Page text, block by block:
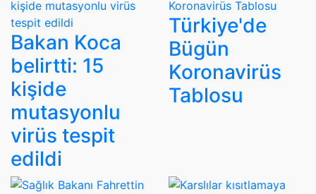
Bakan Koca
belirtti: 15
kişide
mutasyonlu
virüs tespit
edildi
Türkiye'de
Bügün
Koronavirüs
Tablosu